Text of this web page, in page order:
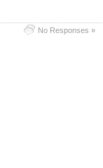
No Responses »